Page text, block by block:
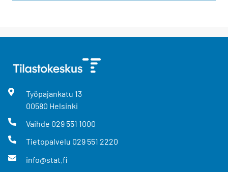
Työpajankatu 13
00580 Helsinki
Vaihde 029 551 1000
Tietopalvelu 029 551 2220
info@stat.fi